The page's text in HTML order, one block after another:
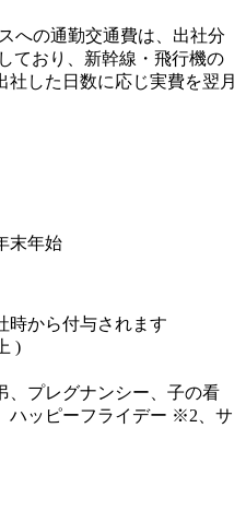
への通勤交通費は、出社分
ており、新幹線・飛行機の
した日数に応じ実費を翌月
末年始
時から付与されます
)
、プレグナンシー、子の看
ハッピーフライデー ※2、サ